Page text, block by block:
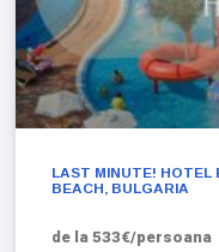
LAST MINUTE! HOTEL
BEACH, BULGARIA
de la 533€/persoana